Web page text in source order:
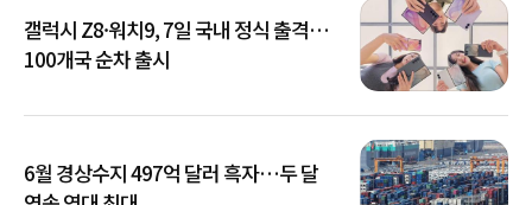
갤럭시 Z8·워치9, 7일 국내 정식 출격…
100개국 순차 출시
6월 경상수지 497억 달러 흑자…두 달